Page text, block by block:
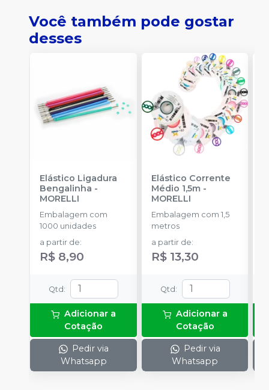
Você também pode gostar
desses
Elástico Ligadura
Bengalinha -
MORELLI
Embalagem com
1000 unidades
a partir de:
R$ 8,90
Qtd :
Adicionar a
Cotação
Pedir via
Whatsapp
Elástico Corrente
Médio 1,5m-
MORELLI
Embalagem com 1,5
metros
a partir de:
R$ 13,30
Qtd :
Adicionar a
Cotação
Pedir via
Whatsapp